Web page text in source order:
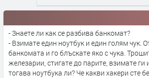
- Знаете ли как се разбива банкомат?
- Взимате един ноутбук и един голям чук.
банкомата и го блъскате яко с чука.
железарии, стигате до парите, взимате ги
тогава ноутбука ли? Че какви хакери сте